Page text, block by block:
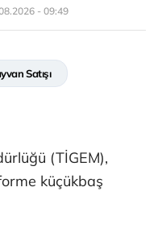
- 09:49
Satışı
(TİGEM),
küçükbaş